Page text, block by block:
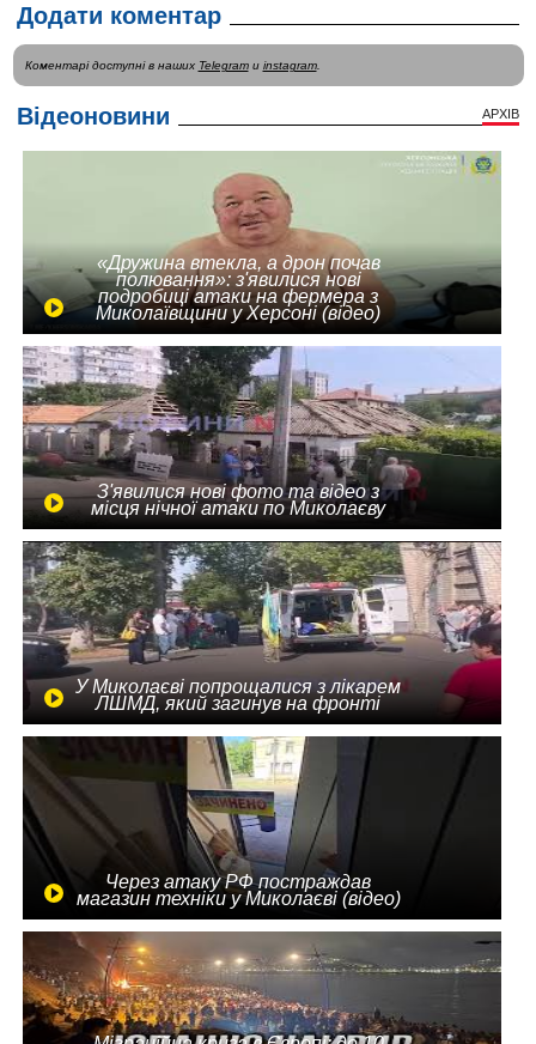
Додати коментар
Коментарі доступні в наших Telegramи instagram.
Відеоновини АРХІВ
«Дружина втекла, а дрон почав
полювання»: з'явилися нові
подробиці атаки на фермера з
Миколаївщини у Херсоні (відео)
З'явилися нові фото та відео з
місця нічної атаки по Миколаєву
У Миколаєві попрощалися з лікарем
ЛШМД, який загинув на фронті
Через атаку РФ постраждав
магазин техніки у Миколаєві (відео)